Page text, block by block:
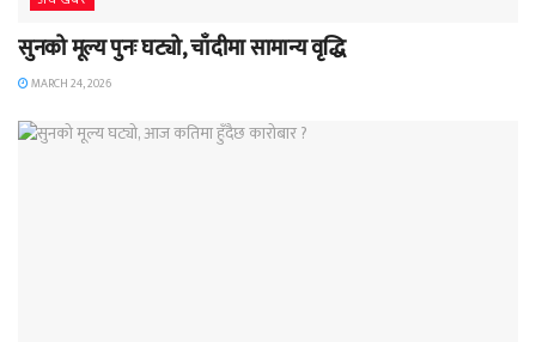
सुनको मूल्य पुनः घट्यो, चाँदीमा सामान्य वृद्धि
MARCH 24, 2026